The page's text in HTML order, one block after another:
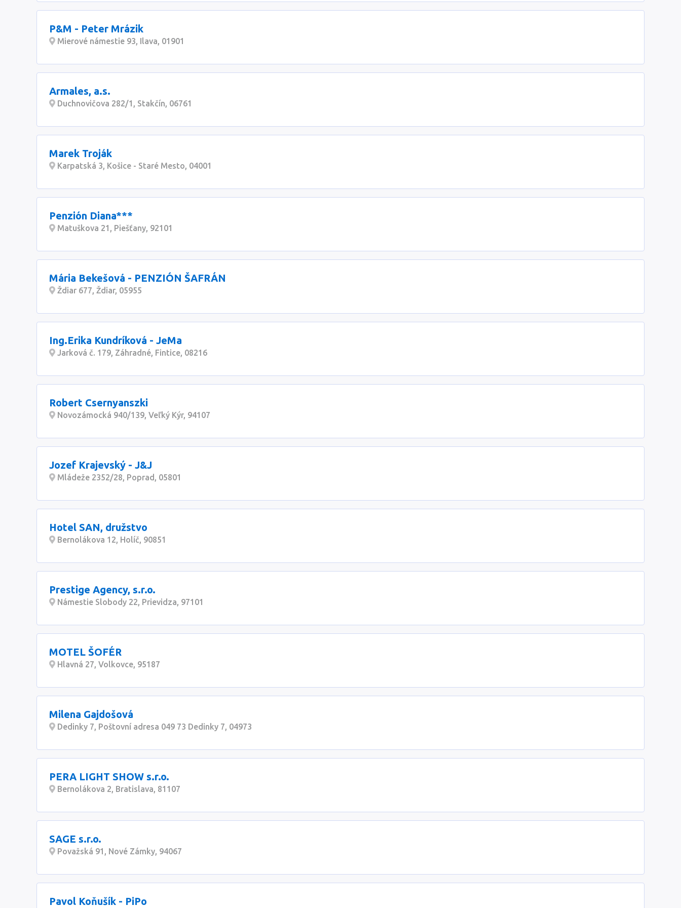
P&M - Peter Mrázik
Mierové námestie 93, Ilava, 01901
Armales, a.s.
Duchnovičova 282/1, Stakčín, 06761
Marek Troják
Karpatská 3, Košice - Staré Mesto, 04001
Penzión Diana***
Matuškova 21, Piešťany, 92101
Mária Bekešová - PENZIÓN ŠAFRÁN
Ždiar 677, Ždiar, 05955
Ing.Erika Kundríková - JeMa
Jarková č. 179, Záhradné, Fintice, 08216
Robert Csernyanszki
Novozámocká 940/139, Veľký Kýr, 94107
Jozef Krajevský - J&J
Mládeže 2352/28, Poprad, 05801
Hotel SAN, družstvo
Bernolákova 12, Holíč, 90851
Prestige Agency, s.r.o.
Námestie Slobody 22, Prievidza, 97101
MOTEL ŠOFÉR
Hlavná 27, Volkovce, 95187
Milena Gajdošová
Dedinky 7, Poštovní adresa 049 73 Dedinky 7, 04973
PERA LIGHT SHOW s.r.o.
Bernolákova 2, Bratislava, 81107
SAGE s.r.o.
Považská 91, Nové Zámky, 94067
Pavol Koňušík - PiPo